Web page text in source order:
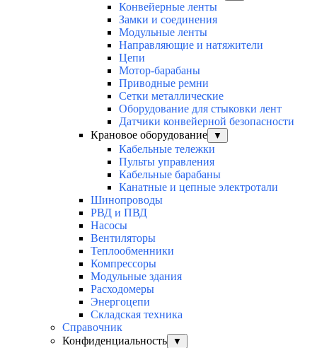
Конвейерные ленты
Замки и соединения
Модульные ленты
Направляющие и натяжители
Цепи
Мотор-барабаны
Приводные ремни
Сетки металлические
Оборудование для стыковки лент
Датчики конвейерной безопасности
Крановое оборудование
▼
Кабельные тележки
Пульты управления
Кабельные барабаны
Канатные и цепные электротали
Шинопроводы
РВД и ПВД
Насосы
Вентиляторы
Теплообменники
Компрессоры
Модульные здания
Расходомеры
Энергоцепи
Складская техника
Справочник
Конфиденциальность
▼